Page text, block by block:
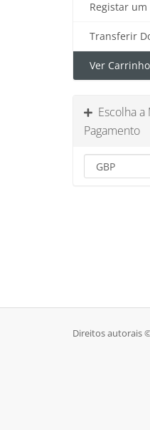
Registar
Transferir
Ver Carrinho
Escolha
Pagamento
Direitos autorais